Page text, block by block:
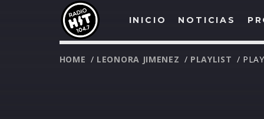
INICIO NOTICIAS
HOME / LEONORA JIMENEZ / PLAYLIST /